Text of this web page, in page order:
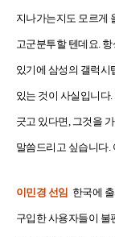
지나가는지도 모르게
고군분투할 텐데요.
있기에 삼성의 갤럭시
있는 것이 사실입니다
긋고 있다면, 그것을
말씀드리고 싶습니다.
이민경 선임 한국에
구입한 사용자들이 불